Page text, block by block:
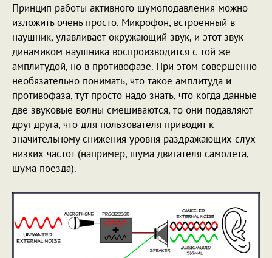
Принцип работы активного шумоподавления можно
изложить очень просто. Микрофон, встроенный в
наушник, улавливает окружающий звук, и этот звук
динамиком наушника воспроизводится с той же
амплитудой, но в противофазе. При этом совершенно
необязательно понимать, что такое амплитуда и
противофаза, тут просто надо знать, что когда данные
две звуковые волны смешиваются, то они подавляют
друг друга, что для пользователя приводит к
значительному снижения уровня раздражающих слух
низких частот (например, шума двигателя самолета,
шума поезда).